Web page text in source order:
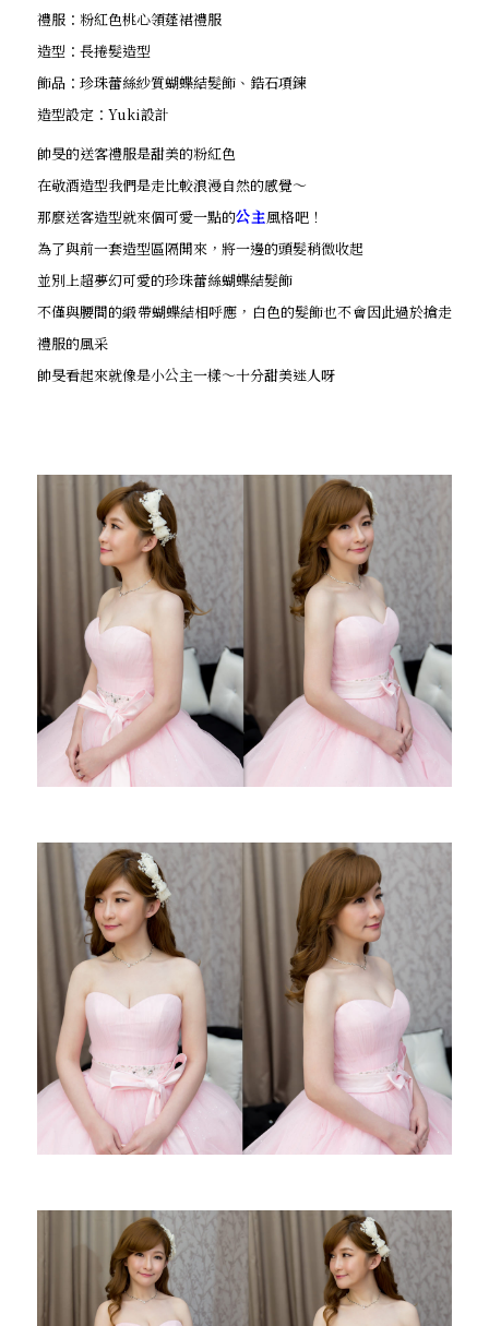
禮服：粉紅色桃心領蓬裙禮服
造型：長捲髮造型
飾品：珍珠蕾絲紗質蝴蝶結髮飾、鋯石項鍊
造型設定：Yuki設計
帥旻的送客禮服是甜美的粉紅色
在敬酒造型我們是走比較浪漫自然的感覺～
那麼送客造型就來個可愛一點的公主風格吧！
為了與前一套造型區隔開來，將一邊的頭髮稍微收起
並別上超夢幻可愛的珍珠蕾絲蝴蝶結髮飾
不僅與腰間的緞帶蝴蝶結相呼應，白色的髮飾也不會因此過於搶走
禮服的風采
帥旻看起來就像是小公主一樣～十分甜美迷人呀